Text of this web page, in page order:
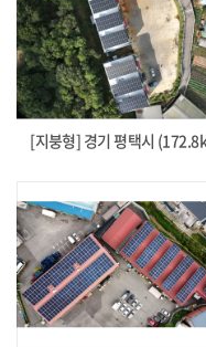
[지붕형] 경기 평택시